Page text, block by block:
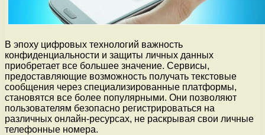
В эпоху цифровых технологий важность
конфиденциальности и защиты личных данных
приобретает все большее значение. Сервисы,
предоставляющие возможность получать текстовые
сообщения через специализированные платформы,
становятся все более популярными. Они позволяют
пользователям безопасно регистрироваться на
различных онлайн-ресурсах, не раскрывая свои личные
телефонные номера.